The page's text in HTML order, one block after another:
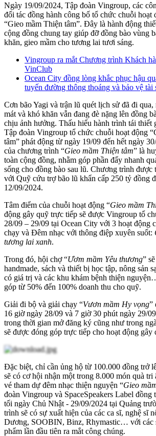
Ngày 19/09/2024, Tập đoàn Vingroup, các
đối tác đồng hành công bố tổ chức chuỗi hoạt
“Gieo mầm Thiện tâm”. Đây là hành động
cộng đồng chung tay giúp đỡ đồng bào vùng
khăn, gieo mầm cho tương lai tươi sáng.
Vingroup ra mắt Chương trình Khách
VinClub
Ocean City đồng lòng khắc phục hậu
tuyến đường thông thoáng và bảo vệ tài
Cơn bão Yagi và trận lũ quét lịch sử đã đi
mát và khó khăn vẫn đang đè nặng lên đồng
chịu ảnh hưởng. Thấu hiểu hành trình tái thiết
Tập đoàn Vingroup tổ chức chuỗi hoạt động
tâm” phát động từ ngày 19/09 đến hết ngày
của chương trình “Gieo mầm Thiện tâm” là
toàn cộng đồng, nhằm góp phần đẩy nhanh
sống cho đồng bào sau lũ. Chương trình được
với Quỹ cứu trợ bão lũ khẩn cấp 250 tỷ đồng
12/09/2024.
Tâm điểm của chuỗi hoạt động “Gieo mầm
động gây quỹ trực tiếp sẽ được Vingroup tổ
28/09 – 29/09 tại Ocean City với 3 hoạt động
chạy và Đêm nhạc với thông điệp xuyên suốt:
tương lai xanh.
Trong đó, hội chợ “Ươm mầm Yêu thương”
handmade, sách và thiết bị học tập, nông sản
có giá trị và các khu khám bệnh thiện
góp từ 50% đến 100% doanh thu cho quỹ.
Giải đi bộ và giải chạy “Vươn mầm Hy vọng”
16 giờ ngày 28/09 và 7 giờ 30 phút ngày 29/
trong thời gian mở đăng ký cũng như trong
sẽ được đóng góp trực tiếp cho hoạt động gây
Đặc biệt, chỉ cần ủng hộ từ 100.000 đồng trở
sẽ có cơ hội nhận một trong 8.000 món quà
vé tham dự đêm nhạc thiện nguyện “Gieo
đoàn Vingroup và SpaceSpeakers Label đồng
tối ngày Chủ Nhật - 29/09/2024 tại Quảng
trình sẽ có sự xuất hiện của các ca sĩ, nghệ sĩ
Dương, SOOBIN, Binz, Rhymastic… với các
phẩm lần đầu tiên ra mắt công chúng.